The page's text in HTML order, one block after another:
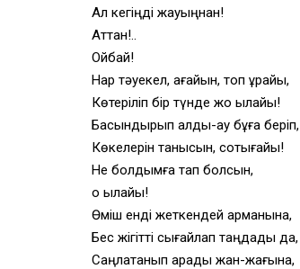
Ал кегіңді жауыңнан!
Аттан!..
Ойбай!
Нар тәуекел, ағайын, топ құрайық,
Көтеріліп бір түнде жоқ қылайық!
Басындырып алдық-ау бұға беріп,
Көкелерін танысын, соқтығайық!
Не болдымға тап болсын,
қоқ қылайық!
Өміш енді жеткендей арманына,
Бес жігітті сығайлап таңдады да,
Саңлақтанып қарады жан-жағына,